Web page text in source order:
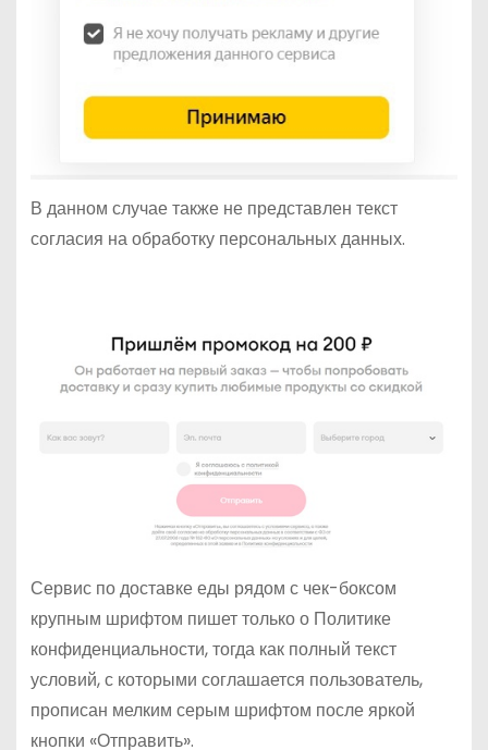
В данном случае также не представлен текст
согласия на обработку персональных данных.
Сервис по доставке еды рядом с чек-боксом
крупным шрифтом пишет только о Политике
конфиденциальности, тогда как полный текст
условий, с которыми соглашается пользователь,
прописан мелким серым шрифтом после яркой
кнопки «Отправить».